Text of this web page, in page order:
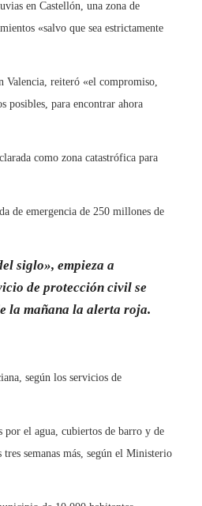
en Castellón, una zona de
«salvo que sea estrictamente
Valencia, reiteró «el compromiso,
posibles, para encontrar ahora
como zona catastrófica para
de emergencia de 250 millones de
siglo», empieza a
de protección civil se
la mañana la alerta roja.
según los servicios de
por el agua, cubiertos de barro y de
semanas más, según el Ministerio